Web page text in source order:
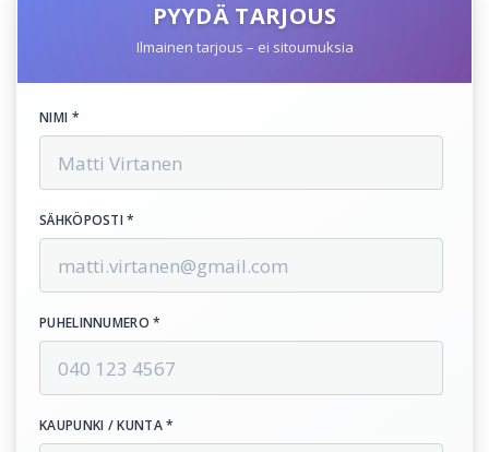
PYYDÄ TARJOUS
Ilmainen tarjous – ei sitoumuksia
NIMI *
SÄHKÖPOSTI *
PUHELINNUMERO *
KAUPUNKI / KUNTA *